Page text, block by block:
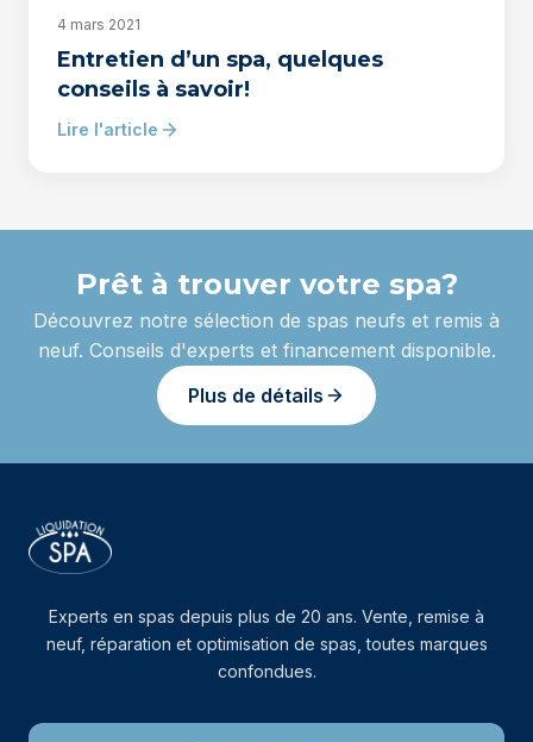
4 mars 2021
Entretien d’un spa, quelques
conseils à savoir!
Lire l'article
Prêt à trouver votre spa?
Découvrez notre sélection de spas neufs et remis à
neuf. Conseils d'experts et financement disponible.
Plus de détails
Experts en spas depuis plus de 20 ans. Vente, remise à
neuf, réparation et optimisation de spas, toutes marques
confondues.